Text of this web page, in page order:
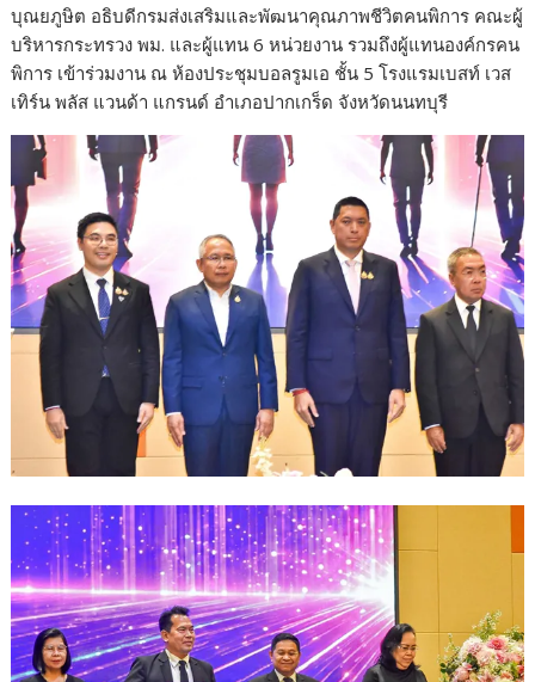
บุณยภูษิต อธิบดีกรมส่งเสริมและพัฒนาคุณภาพชีวิตคนพิการ คณะผู้
บริหารกระทรวง พม. และผู้แทน 6 หน่วยงาน รวมถึงผู้แทนองค์กรคน
พิการ เข้าร่วมงาน ณ ห้องประชุมบอลรูมเอ ชั้น 5 โรงแรมเบสท์ เวส
เทิร์น พลัส แวนด้า แกรนด์ อำเภอปากเกร็ด จังหวัดนนทบุรี